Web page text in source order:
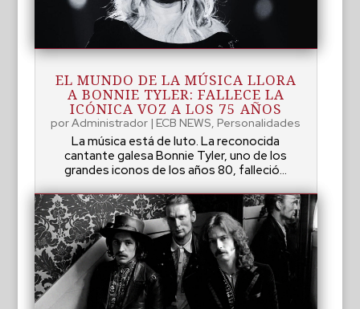
EL MUNDO DE LA MÚSICA LLORA
A BONNIE TYLER: FALLECE LA
ICÓNICA VOZ A LOS 75 AÑOS
porAdministrador |ECB NEWS,Personalidades
La música está de luto. La reconocida
cantante galesa Bonnie Tyler, uno de los
grandes iconos de los años 80, falleció...